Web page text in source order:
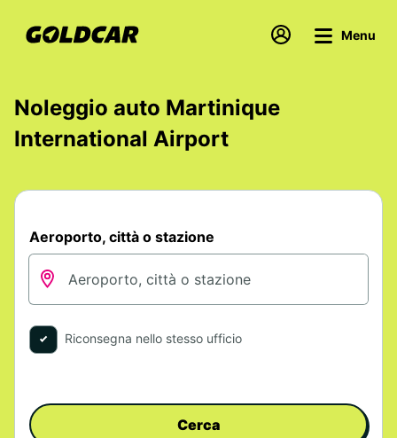
Menu
Noleggio auto Martinique
International Airport
Aeroporto, città o stazione
Riconsegna nello stesso ufficio
Cerca